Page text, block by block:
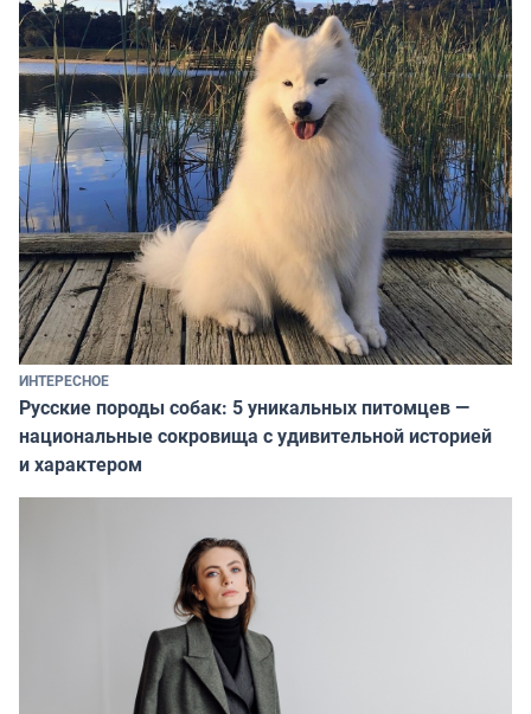
ИНТЕРЕСНОЕ
Русские породы собак: 5 уникальных питомцев —
национальные сокровища с удивительной историей
и характером